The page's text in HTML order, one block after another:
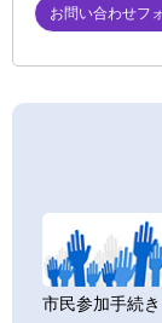
お問い合わせフ
市民参加手続き